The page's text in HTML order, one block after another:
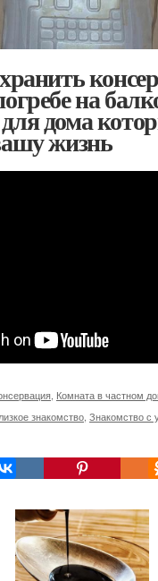
на
дома
жизнь
Комната в частном
знакомство Знакомство с